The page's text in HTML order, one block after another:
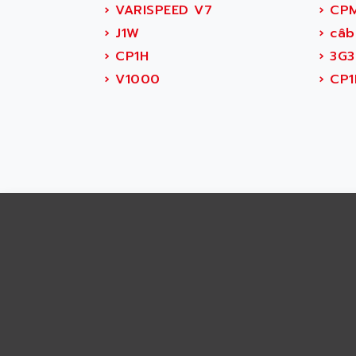
SMC600
SMC25 et SMC 35
SMC 50 / SMC 600
SMC 600
SMC
ABSOCODER
ABUS
ABUS ELECTRONIC
› VARISPEED V7 ›
› J1W ›
› CP1H ›
› V1000 ›